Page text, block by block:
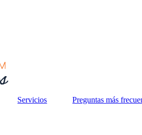
Servicios Preguntas más